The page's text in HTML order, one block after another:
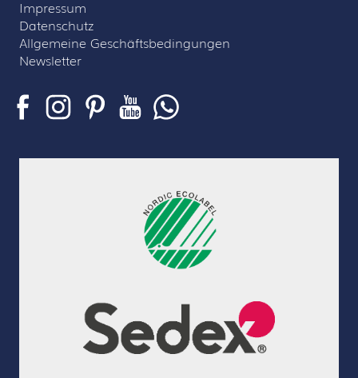
Impressum
Datenschutz
Allgemeine Geschäftsbedingungen
Newsletter